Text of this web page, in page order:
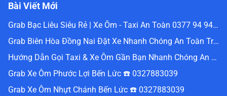
Bài Viết Mới
Grab Bạc Liêu Siêu Rẻ | Xe Ôm - Taxi An Toàn 0377 94 94 94
Grab Biên Hòa Đồng Nai Đặt Xe Nhanh Chóng An Toàn Trực Tuyến 0336488240
Hướng Dẫn Gọi Taxi & Xe Ôm Gần Bạn Nhanh Chóng An Toàn Nhất Website Đặt Grab Miền Nam 0336488240
Grab Xe Ôm Phước Lợi Bến Lức ☎️ 0327883039
Grab Xe Ôm Nhựt Chánh Bến Lức ☎️ 0327883039